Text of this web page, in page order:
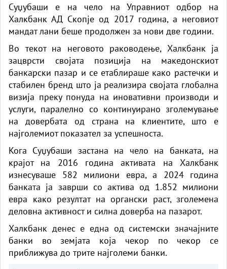
Суџубаши е на чело на Управниот одбор на
Халкбанк АД Скопје од 2017 година, а неговиот
мандат лани беше продолжен за нови две години.
Во текот на неговото раководење, Халкбанк ја
зацврсти својата позиција на македонскиот
банкарски пазар и се етаблираше како растечки и
стабилен бренд што ја реализира својата глобална
визија преку понуда на иновативни производи и
услуги, паралелно со континуирано зголемување
на довербата од страна на клиентите, што е
најголемиот показател за успешноста.
Кога Суџубаши застана на чело на банката, на
крајот на 2016 година активата на Халкбанк
изнесуваше 582 милиони евра, а 2024 година
банката ја заврши со актива од 1.852 милиони
евра како резултат на органски раст, зголемена
деловна активност и силна доверба на пазарот.
Халкбанк денес е една од системски значајните
банки во земјата која чекор по чекор се
приближува до трите најголеми банки.